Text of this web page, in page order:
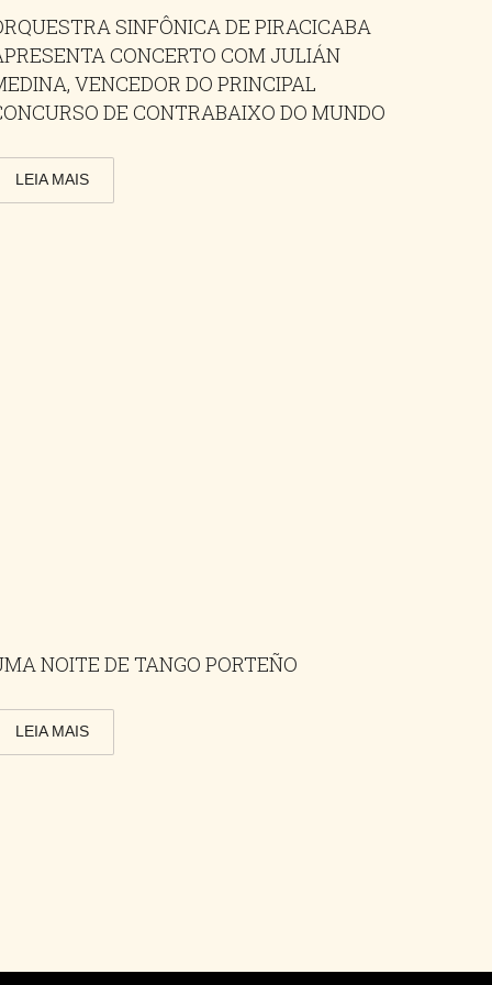
SINFÔNICA DE PIRACICABA
CONCERTO COM JULIÁN
VENCEDOR DO PRINCIPAL
DE CONTRABAIXO DO MUNDO
LEIA MAIS
NOITE DE TANGO PORTEÑO
LEIA MAIS